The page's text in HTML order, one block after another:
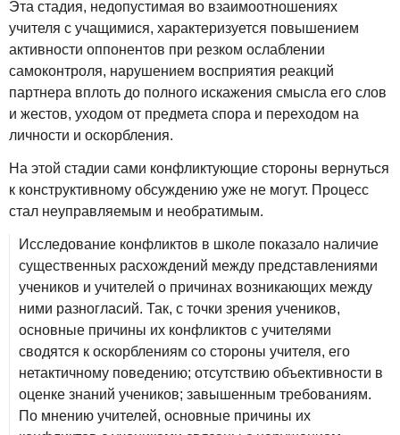
Эта стадия, недопустимая во взаимоотношениях
учителя с учащимися, характеризуется повышением
активности оппонентов при резком ослаблении
самоконтроля, нарушением восприятия реакций
партнера вплоть до полного искажения смысла его слов
и жестов, уходом от предмета спора и переходом на
личности и оскорбления.
На этой стадии сами конфликтующие стороны вернуться
к конструктивному обсуждению уже не могут. Процесс
стал неуправляемым и необратимым.
Исследование конфликтов в школе показало наличие
существенных расхождений между представлениями
учеников и учителей о причинах возникающих между
ними разногласий. Так, с точки зрения учеников,
основные причины их конфликтов с учителями
сводятся к оскорблениям со стороны учителя, его
нетактичному поведению; отсутствию объективности в
оценке знаний учеников; завышенным требованиям.
По мнению учителей, основные причины их